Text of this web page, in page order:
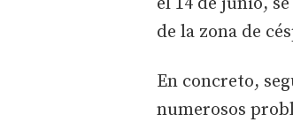
de la zona de
En concreto,
numerosos